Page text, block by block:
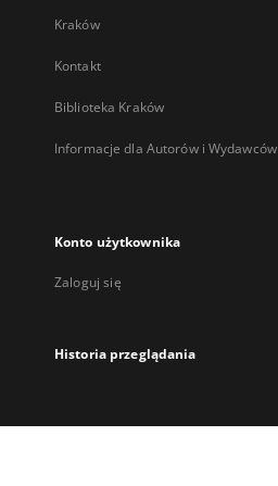
Kraków
Kontakt
Biblioteka Kraków
Informacje dla Autorów i Wydawców
Konto użytkownika
Zaloguj się
Historia przeglądania